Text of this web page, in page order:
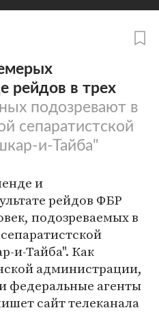
рейдов в трех
подозревают в
сепаратистской
и-Тайба"
и
рейдов ФБР
подозреваемых в
и-Тайба". Как
администрации,
федеральные агенты
сайт телеканала